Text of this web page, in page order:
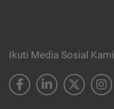
Ikuti Media Sosial Kami